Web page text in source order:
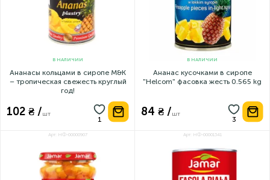
В НАЛИЧИИ
Ананасы кольцами в сиропе M&K
– тропическая свежесть круглый
год!
102 ₴ /шт
В НАЛИЧИИ
Ананас кусочками в сиропе
"Helcom" фасовка жесть 0.565 kg
84 ₴ /шт
Арт: НФ-00000907 Арт: НФ-00001341